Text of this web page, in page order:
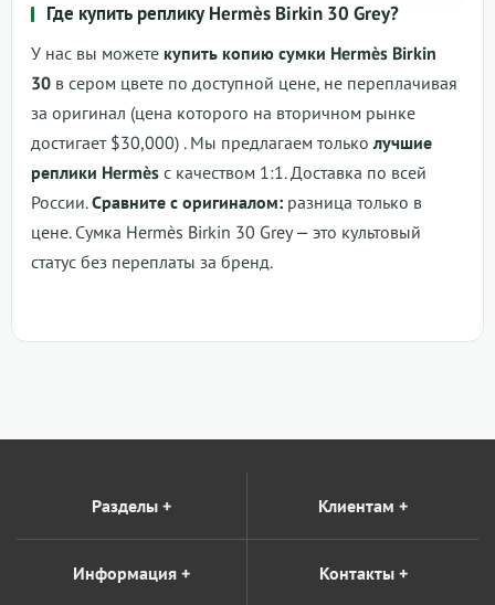
Где купить реплику Hermès Birkin 30 Grey?
У нас вы можете купить копию сумки Hermès Birkin
30 в сером цвете по доступной цене, не переплачивая
за оригинал (цена которого на вторичном рынке
достигает $30,000) . Мы предлагаем тольколучшие
реплики Hermès с качеством 1:1. Доставка по всей
России.Сравните с оригиналом: разница только в
цене. Сумка Hermès Birkin 30 Grey— это культовый
статус без переплаты за бренд.
Разделы + Клиентам +
Информация + Контакты+